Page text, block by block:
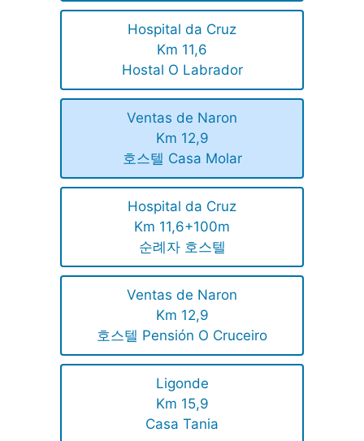
Hospital da Cruz
Km 11,6
Hostal O Labrador
Ventas de Naron
Km 12,9
호스텔 Casa Molar
Hospital da Cruz
Km 11,6+100m
순례자 호스텔
Ventas de Naron
Km 12,9
호스텔 Pensión O Cruceiro
Ligonde
Km 15,9
Casa Tania